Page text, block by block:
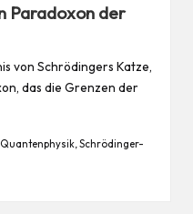
Paradoxon der
von Schrödingers Katze,
das die Grenzen der
Quantenphysik ,Schrödinger-